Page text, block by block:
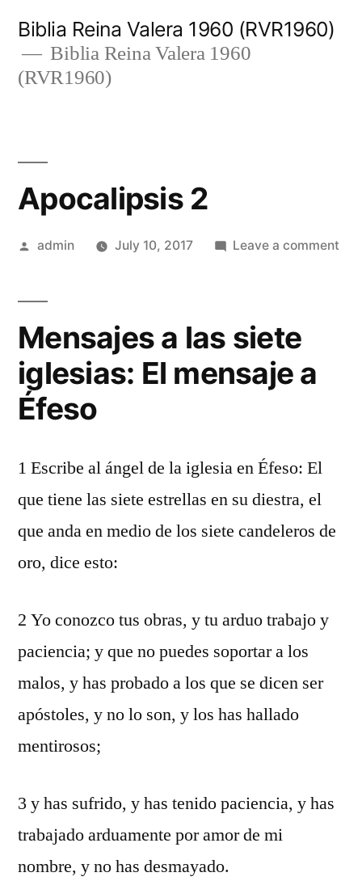
content
Biblia Reina Valera 1960 (RVR1960)
Biblia Reina Valera 1960
(RVR1960)
Apocalipsis 2
Posted
admin July 10, 2017 Leave a comment
Mensajes a las siete
iglesias: El mensaje a
Éfeso
1 Escribe al ángel de la iglesia en Éfeso: El
que tiene las siete estrellas en su diestra, el
que anda en medio de los siete candeleros de
oro, dice esto:
2 Yo conozco tus obras, y tu arduo trabajo y
paciencia; y que no puedes soportar a los
malos, y has probado a los que se dicen ser
apóstoles, y no lo son, y los has hallado
mentirosos;
3 y has sufrido, y has tenido paciencia, y has
trabajado arduamente por amor de mi
nombre, y no has desmayado.